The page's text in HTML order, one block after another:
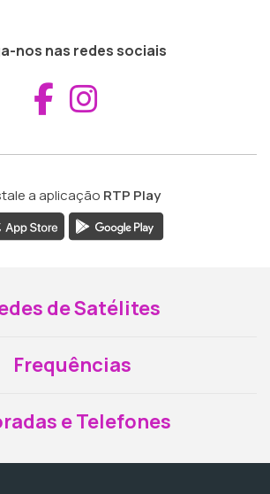
nos nas redes sociais
Aceder ao
a aplicação RTP Play
de Satélites
Frequências
e Telefones